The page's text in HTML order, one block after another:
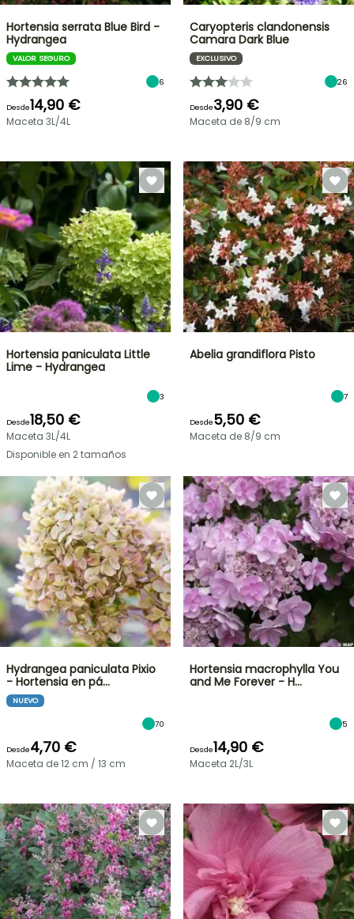
Hortensia serrata Blue Bird -
Hydrangea
VALOR SEGURO
6
Desde14,90 €
Maceta 3L/4L
Caryopteris clandonensis
Camara Dark Blue
EXCLUSIVO
26
Desde3,90 €
Maceta de 8/9 cm
Hortensia paniculata Little
Lime - Hydrangea
3
Desde18,50 €
Maceta 3L/4L
Disponible en 2 tamaños
Abelia grandiflora Pisto
7
Desde5,50 €
Maceta de 8/9 cm
Hydrangea paniculata Pixio
- Hortensia en pá…
NUEVO
70
Desde4,70 €
Maceta de 12 cm / 13 cm
Hortensia macrophylla You
and Me Forever - H…
5
Desde14,90 €
Maceta 2L/3L